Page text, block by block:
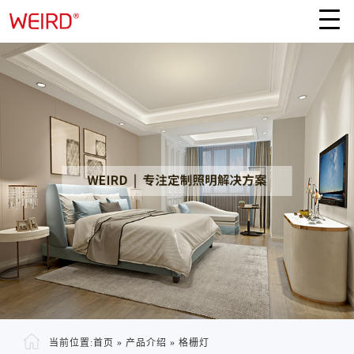
当前位置:首页 » 产品介绍 » 格栅灯